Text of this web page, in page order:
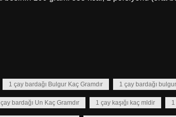
1 çay bardağı Bulgur Kaç Gramdır 1 çay bardağı
bardağı Un Kaç Gramdır 1 çay kaşığı kaç mldir